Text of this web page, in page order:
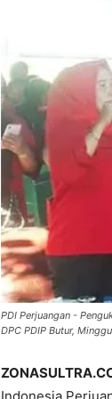
PDI Perjuangan -
DPC PDIP Butur,